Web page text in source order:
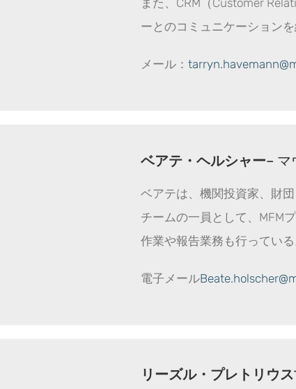
ーとのコミュニケーション
メール：
ベアテ・ヘルシャー– マ
ベアテは、機関投資家、財
チームの一員として、MFM
作業や報告業務も行っている
電子メール
リーズル・プレトリウ